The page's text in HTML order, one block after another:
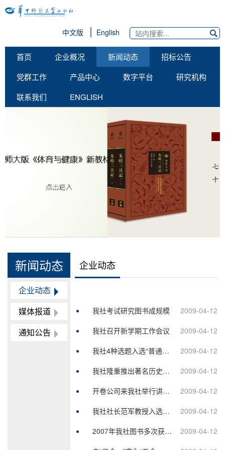
中文版 English
首页 企业概况 新闻动态
招标公告
党群工作
产品中心 数字平台
研究机构
联系我们
ENGLISH
新闻动态
企业动态
媒体报道
通知公告
企业动态
我社考试研究图书成规模
2009-04-12
我社召开新学期工作会议
2009-04-12
我社4种选题入选“普通高等教育‘十一五’国家级教材规划(补充)”
2009-04-12
我社隆重推出著名历史学家张正明先生力作《秦与楚》
2009-04-12
开卷公司来我社举行讲座(2008-03-28)
2009-04-12
我社社长范军教授入选首批“全国新闻出版行业领军人才”(2008-03-31)
2009-04-12
2007年我社图书多次获得各级各类奖励(2008-04-16)
2009-04-12